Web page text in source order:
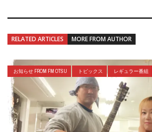
RELATED ARTICLES MORE FROM AUTHOR
お知らせ FROM FM OTSU トピックス レギュラー番組